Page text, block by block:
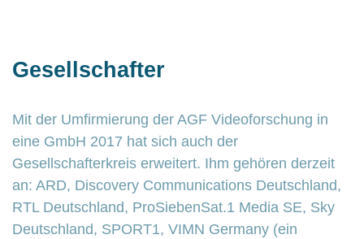
Gesellschafter
Mit der Umfirmierung der AGF Videoforschung in
eine GmbH 2017 hat sich auch der
Gesellschafterkreis erweitert. Ihm gehören derzeit
an: ARD, Discovery Communications Deutschland,
RTL Deutschland, ProSiebenSat.1 Media SE, Sky
Deutschland, SPORT1, VIMN Germany (ein